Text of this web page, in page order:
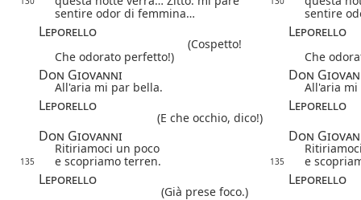
sentire odor di femmina…
sentire
Leporello Leporello
(Cospetto!
Che odorato perfetto!)
Che
Don Giovanni Don
All'aria mi par bella. All'aria
Leporello Leporello
(E che occhio, dico!)
Don Giovanni Don
Ritiriamoci un poco
135 e scopriamo terren. 135 e
Leporello Leporello
(Già prese foco.)